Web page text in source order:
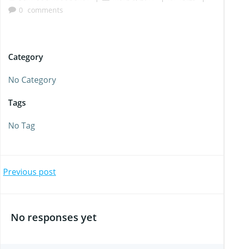
0 comments
Category
No Category
Tags
No Tag
Beitragsnavigation
Previous post
No responses yet